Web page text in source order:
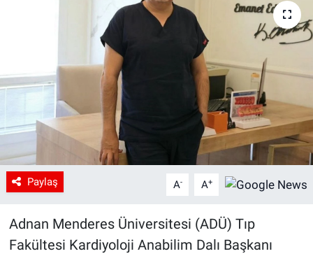
Paylaş A- A+
Adnan Menderes Üniversitesi (ADÜ) Tıp
Fakültesi Kardiyoloji Anabilim Dalı Başkanı